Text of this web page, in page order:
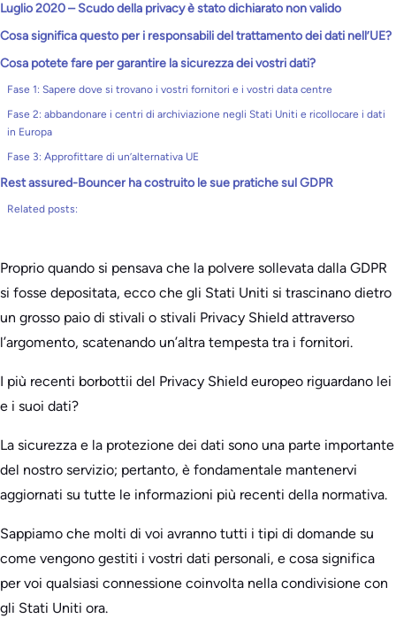
Luglio 2020 – Scudo della privacy è stato dichiarato non valido
Cosa significa questo per i responsabili del trattamento dei dati nell’UE?
Cosa potete fare per garantire la sicurezza dei vostri dati?
Fase 1: Sapere dove si trovano i vostri fornitori e i vostri data centre
Fase 2: abbandonare i centri di archiviazione negli Stati Uniti e ricollocare i dati
in Europa
Fase 3: Approfittare di un’alternativa UE
Rest assured-Bouncer ha costruito le sue pratiche sul GDPR
Related posts:
Proprio quando si pensava che la polvere sollevata dalla GDPR
si fosse depositata, ecco che gli Stati Uniti si trascinano dietro
un grosso paio di stivali o stivali Privacy Shield attraverso
l’argomento, scatenando un’altra tempesta tra i fornitori.
I più recenti borbottii del Privacy Shield europeo riguardano lei
e i suoi dati?
La sicurezza e la protezione dei dati sono una parte importante
del nostro servizio; pertanto, è fondamentale mantenervi
aggiornati su tutte le informazioni più recenti della normativa.
Sappiamo che molti di voi avranno tutti i tipi di domande su
come vengono gestiti i vostri dati personali, e cosa significa
per voi qualsiasi connessione coinvolta nella condivisione con
gli Stati Uniti ora.